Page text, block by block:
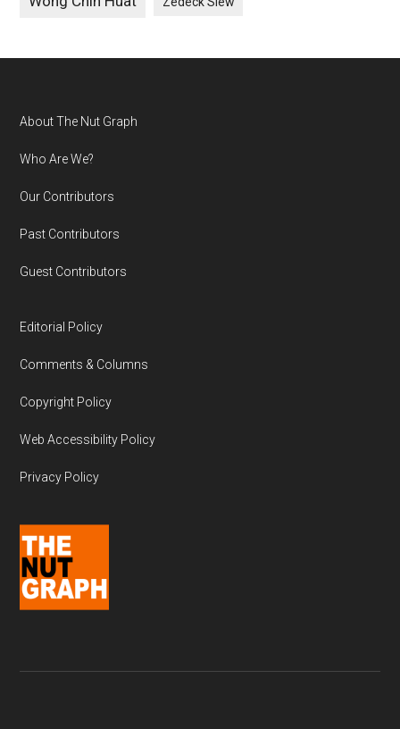
Footer
About The Nut Graph
Who Are We?
Our Contributors
Past Contributors
Guest Contributors
Editorial Policy
Comments & Columns
Copyright Policy
Web Accessibility Policy
Privacy Policy